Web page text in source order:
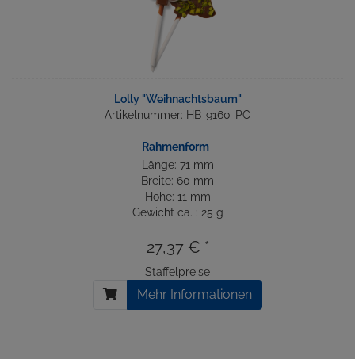
Lolly "Weihnachtsbaum"
Artikelnummer: HB-9160-PC
Rahmenform
Länge: 71 mm
Breite: 60 mm
Höhe: 11 mm
Gewicht ca. : 25 g
27,37 € *
Staffelpreise
Mehr Informationen